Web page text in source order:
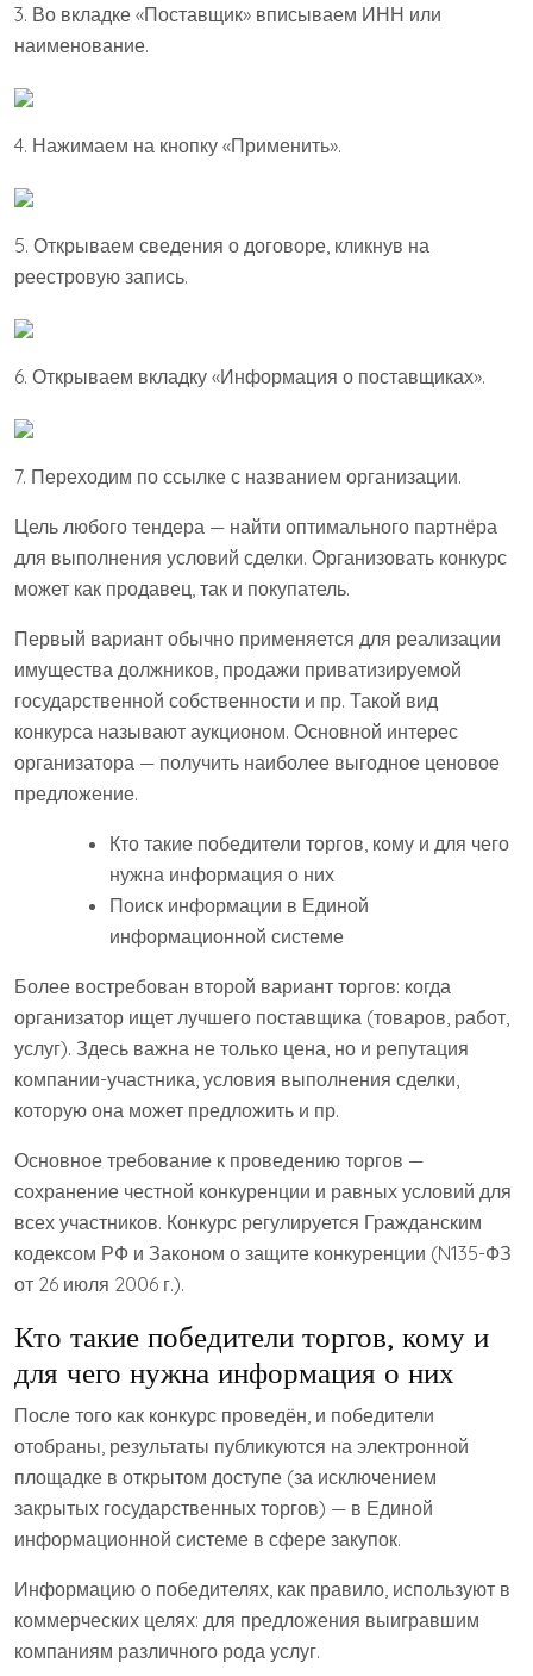
3. Во вкладке «Поставщик» вписываем ИНН или
наименование.
4. Нажимаем на кнопку «Применить».
5. Открываем сведения о договоре, кликнув на
реестровую запись.
6. Открываем вкладку «Информация о поставщиках».
7. Переходим по ссылке с названием организации.
Цель любого тендера — найти оптимального партнёра
для выполнения условий сделки. Организовать конкурс
может как продавец, так и покупатель.
Первый вариант обычно применяется для реализации
имущества должников, продажи приватизируемой
государственной собственности и пр. Такой вид
конкурса называют аукционом. Основной интерес
организатора — получить наиболее выгодное ценовое
предложение.
Кто такие победители торгов, кому и для чего
нужна информация о них
Поиск информации в Единой
информационной системе
Более востребован второй вариант торгов: когда
организатор ищет лучшего поставщика (товаров, работ,
услуг). Здесь важна не только цена, но и репутация
компании-участника, условия выполнения сделки,
которую она может предложить и пр.
Основное требование к проведению торгов —
сохранение честной конкуренции и равных условий для
всех участников. Конкурс регулируется Гражданским
кодексом РФ и Законом о защите конкуренции (N135-ФЗ
от 26 июля 2006 г.).
Кто такие победители торгов, кому и
для чего нужна информация о них
После того как конкурс проведён, и победители
отобраны, результаты публикуются на электронной
площадке в открытом доступе (за исключением
закрытых государственных торгов) — в Единой
информационной системе в сфере закупок.
Информацию о победителях, как правило, используют в
коммерческих целях: для предложения выигравшим
компаниям различного рода услуг.